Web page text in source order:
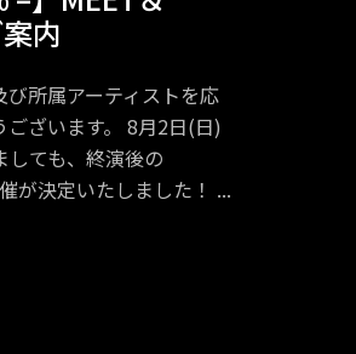
内
び所属アーティストを応
ざいます。 8月2日(日)
しても、終演後の
が決定いたしました！